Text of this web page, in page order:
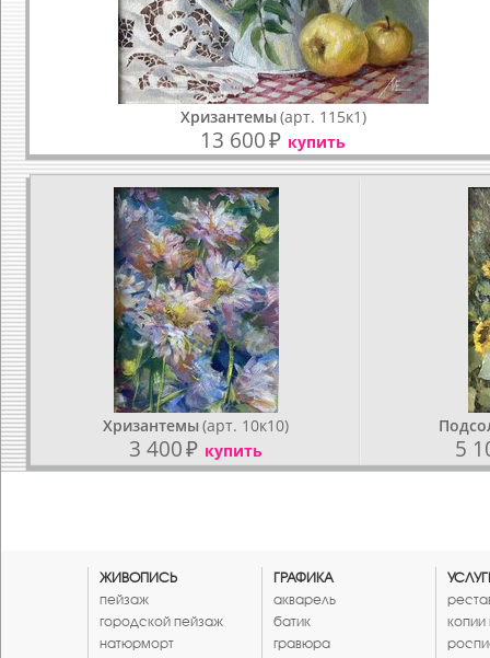
Хризантемы(арт. 115к1)
13 600₽ купить
Хризантемы(арт. 10к10)
3 400₽ купить 5
ЖИВОПИСЬ
пейзаж
городской пейзаж
натюрморт
ГРАФИКА
акварель
батик
гравюра
копии